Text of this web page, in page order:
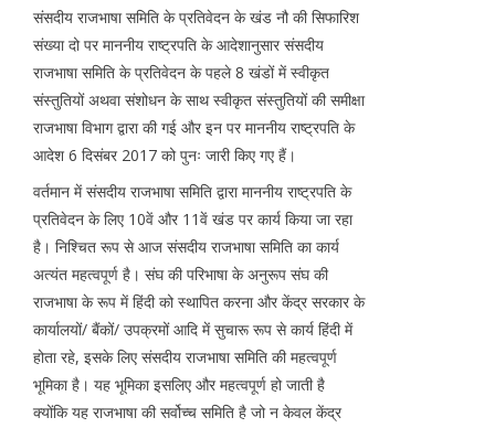
संसदीय राजभाषा समिति के प्रतिवेदन के खंड नौ की सिफारिश
संख्या दो पर माननीय राष्ट्रपति के आदेशानुसार संसदीय
राजभाषा समिति के प्रतिवेदन के पहले 8 खंडों में स्वीकृत
संस्तुतियों अथवा संशोधन के साथ स्वीकृत संस्तुतियों की समीक्षा
राजभाषा विभाग द्वारा की गई और इन पर माननीय राष्ट्रपति के
आदेश 6 दिसंबर 2017 को पुनः जारी किए गए हैं।
वर्तमान में संसदीय राजभाषा समिति द्वारा माननीय राष्ट्रपति के
प्रतिवेदन के लिए 10वें और 11वें खंड पर कार्य किया जा रहा
है। निश्चित रूप से आज संसदीय राजभाषा समिति का कार्य
अत्यंत महत्वपूर्ण है। संघ की परिभाषा के अनुरूप संघ की
राजभाषा के रूप में हिंदी को स्थापित करना और केंद्र सरकार के
कार्यालयों/ बैंकों/ उपक्रमों आदि में सुचारू रूप से कार्य हिंदी में
होता रहे, इसके लिए संसदीय राजभाषा समिति की महत्वपूर्ण
भूमिका है। यह भूमिका इसलिए और महत्वपूर्ण हो जाती है
क्योंकि यह राजभाषा की सर्वोच्च समिति है जो न केवल केंद्र